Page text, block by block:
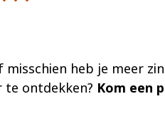
heb je meer
te ontdekken? Kom een